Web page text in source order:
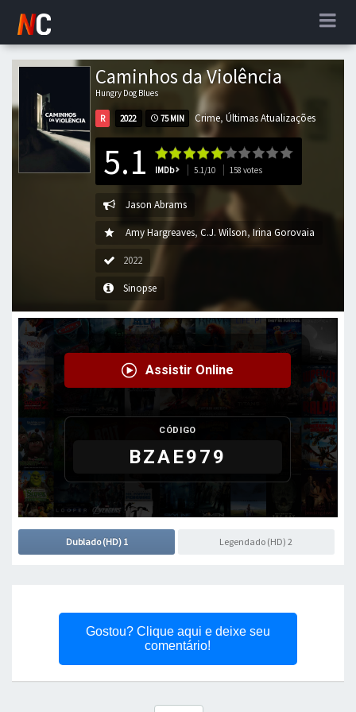
Caminhos da Violência
Hungry Dog Blues
R 2022 75 MIN Crime, Últimas Atualizações
5.1 IMDb 5.1/10 158 votes
Jason Abrams
Amy Hargreaves, C.J. Wilson, Irina Gorovaia
2022
Sinopse
Dublado (HD) 1 Legendado (HD) 2
Gostou? Clique aqui e deixe seu
comentário!